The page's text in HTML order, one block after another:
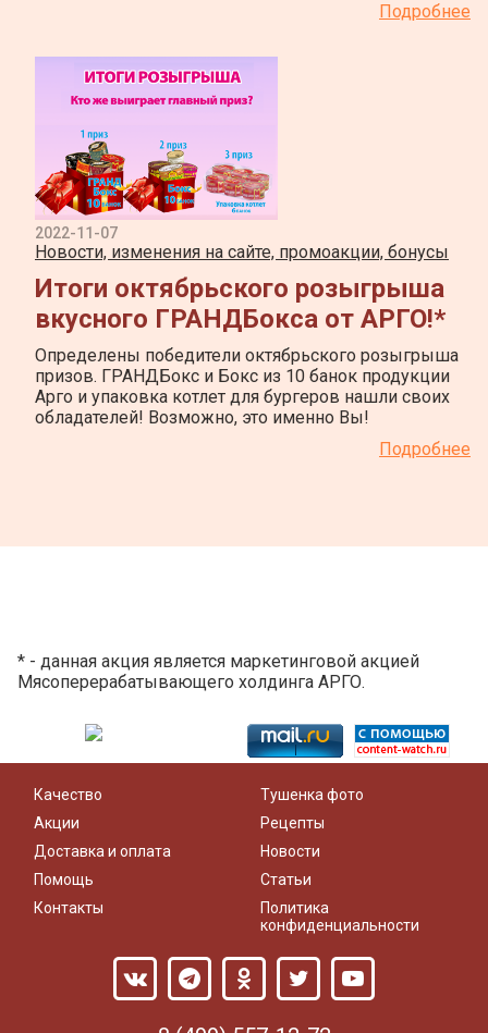
Подробнее
2022-11-07
Новости, изменения на сайте, промоакции, бонусы
Итоги октябрьского розыгрыша
вкусного ГРАНДБокса от АРГО!*
Определены победители октябрьского розыгрыша
призов. ГРАНДБокс и Бокс из 10 банок продукции
Арго и упаковка котлет для бургеров нашли своих
обладателей! Возможно, это именно Вы!
Подробнее
* - данная акция является маркетинговой акцией
Мясоперерабатывающего холдинга АРГО.
Качество
Акции
Доставка и оплата
Помощь
Контакты
Тушенка фото
Рецепты
Новости
Статьи
Политика
конфиденциальности